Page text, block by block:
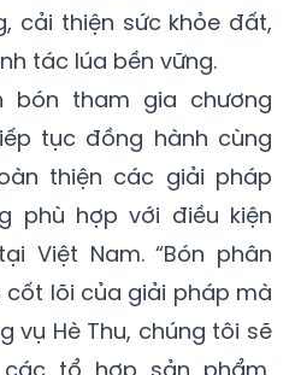
cải thiện sức khỏe đất,
tác lúa bền vững.
bón tham gia chương
tục đồng hành cùng
thiện các giải pháp
phù hợp với điều kiện
Việt Nam. “Bón phân
lõi của giải pháp mà
vụ Hè Thu, chúng tôi sẽ